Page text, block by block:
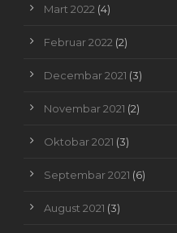
Mart 2022 (4)
Februar 2022 (2)
Decembar 2021 (3)
Novembar 2021 (2)
Oktobar 2021 (3)
Septembar 2021 (6)
August 2021 (3)